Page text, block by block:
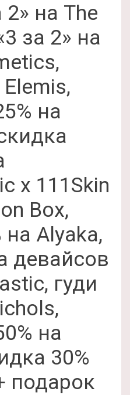
на The
за 2» на
на
x 111Skin
Box,
на Alyaka,
девайсов
гуди
на
30%
подарок